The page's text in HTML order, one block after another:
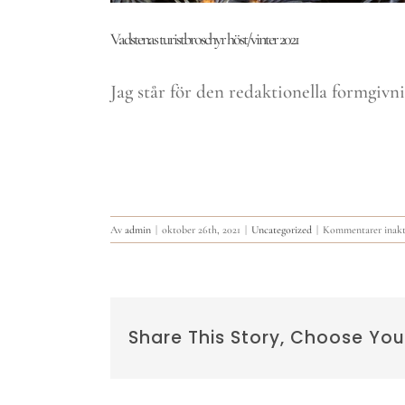
Vadstenas turistbroschyr höst/vinter 2021
Jag står för den redaktionella
Av admin oktober 26th, 2021 Uncategorized Kommentarer
Share This Story, Choose